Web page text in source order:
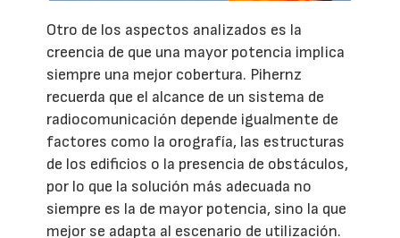
Otro de los aspectos analizados es la
creencia de que una mayor potencia implica
siempre una mejor cobertura. Pihernz
recuerda que el alcance de un sistema de
radiocomunicación depende igualmente de
factores como la orografía, las estructuras
de los edificios o la presencia de obstáculos,
por lo que la solución más adecuada no
siempre es la de mayor potencia, sino la que
mejor se adapta al escenario de utilización.